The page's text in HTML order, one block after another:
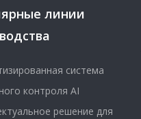
линии
система
контроля AI
решение для